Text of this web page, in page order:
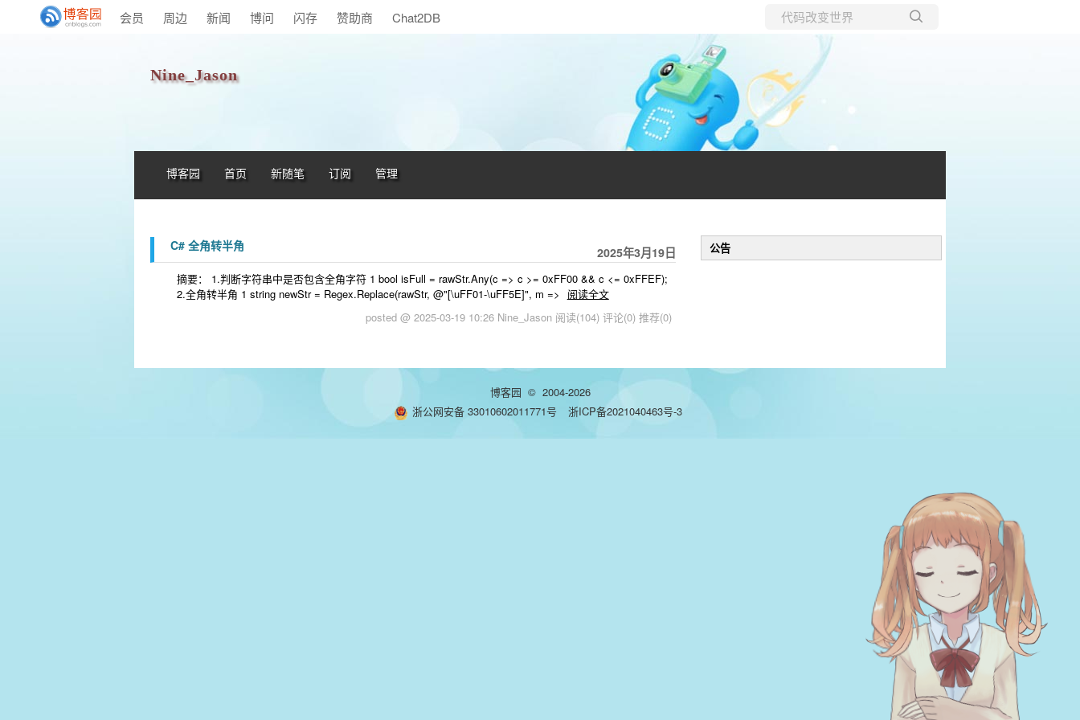
会员 周边 新闻 博问 闪存 赞助商 Chat2DB
Nine_Jason
博客园 首页 新随笔 订阅 管理
2025年3月19日
C# 全角转半角
摘要： 1.判断字符串中是否包含全角字符 1 bool isFull = rawStr.Any(c => c >= 0xFF00 && c <= 0xFFEF);
2.全角转半角 1 string newStr = Regex.Replace(rawStr, @"[\uFF01-\uFF5E]", m =>
阅读全文
posted @ 2025-03-19 10:26 Nine_Jason 阅读(104) 评论(0) 推荐(0)
公告
博客园 © 2004-2026
浙公网安备 33010602011771号
浙ICP备2021040463号-3